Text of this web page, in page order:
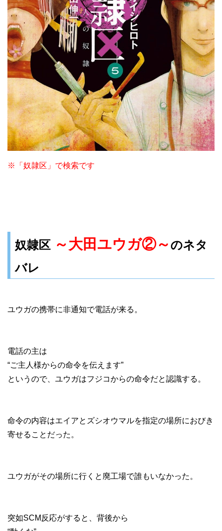
※「奴隷区」で検索です
奴隷区 ～大田ユウガ②～ のネタ
バレ
ユウガの携帯に非通知で電話が来る。
電話の主は
“ご主人様からの命令を伝えます”
というので、ユウガはフジコからの命令だと認識する。
命令の内容はエイアとズシオウマルを指定の場所におびき
寄せることだった。
ユウガがその場所に行くと廃工場で誰もいなかった。
突如SCM反応がすると、背後から